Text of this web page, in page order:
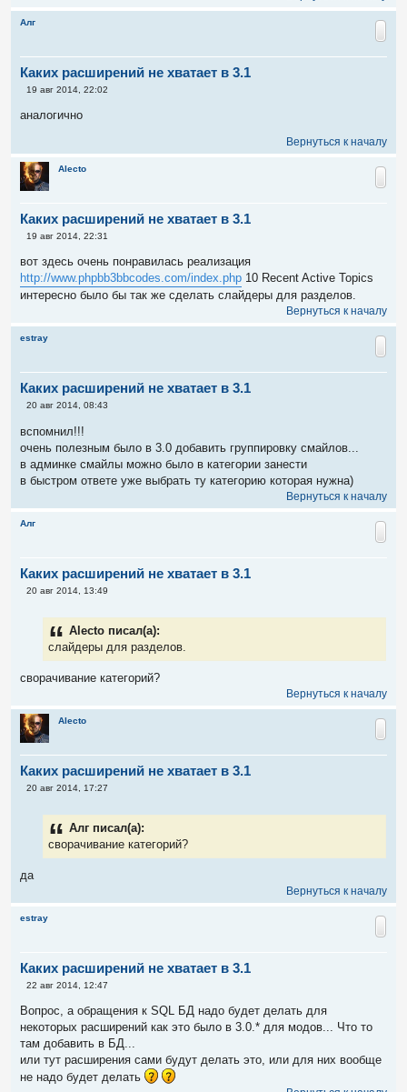
и
е
Алг
Каких расширений не хватает в 3.1
С
б
н
и
е
19 авг 2014, 22:02
аналогично
Вернуться к началу
Alecto
Каких расширений не хватает в 3.1
С
б
щ
е
н
19 авг 2014, 22:31
вот здесь очень понравилась реализация
http://www.phpbb3bbcodes.com/index.php 10 Recent Active Topics
интересно было бы так же сделать слайдеры для разделов.
Вернуться к началу
estray
Каких расширений не хватает в 3.1
С
б
щ
н
и
20 авг 2014, 08:43
вспомнил!!!
очень полезным было в 3.0 добавить группировку смайлов...
в админке смайлы можно было в категории занести
в быстром ответе уже выбрать ту категорию которая нужна)
Вернуться к началу
Алг
Каких расширений не хватает в 3.1
С
е
20 авг 2014, 13:49
Alecto писал(а):
слайдеры для разделов.
сворачивание категорий?
Вернуться к началу
Alecto
Каких расширений не хватает в 3.1
С
е
20 авг 2014, 17:27
Алг писал(а):
сворачивание категорий?
да
Вернуться к началу
estray
Каких расширений не хватает в 3.1
С
о
б
щ
н
и
22 авг 2014, 12:47
Вопрос, а обращения к SQL БД надо будет делать для
некоторых расширений как это было в 3.0.* для модов... Что то
там добавить в БД...
или тут расширения сами будут делать это, или для них вообще
не надо будет делать